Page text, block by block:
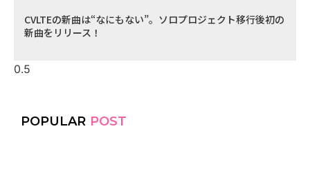
CVLTEの新曲は“なにもない”。ソロプロジェクト移行後初の
新曲をリリース！
POPULAR POST